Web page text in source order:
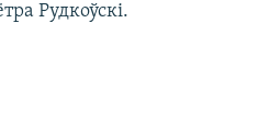
Рудкоўскі.